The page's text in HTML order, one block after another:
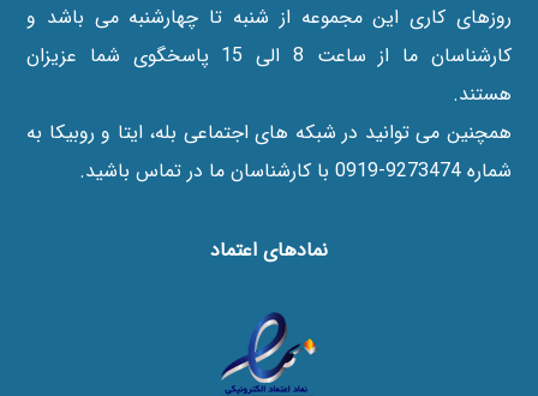
روزهای کاری این مجموعه از شنبه تا چهارشنبه می باشد و
کارشناسان ما از ساعت 8 الی 15 پاسخگوی شما عزیزان
هستند.
همچنین می توانید در شبکه های اجتماعی بله، ایتا و روبیکا به
شماره 9273474-0919 با کارشناسان ما در تماس باشید.
نماد‌های اعتماد